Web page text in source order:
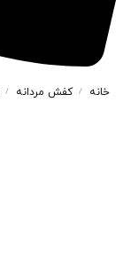
خانه / کفش مردانه /